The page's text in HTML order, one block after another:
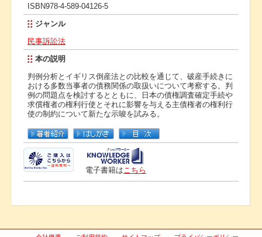
ISBN978-4-589-04126-5
ジャンル
民事訴訟法
本の説明
判例分析とイギリス倒産法との比較を通じて、破産手続きに
おける多数当事者の債務関係の取扱いについて考察する。判
例の問題点を検討するとともに、日本の債権調査確定手続や
求償権者の権利行使とそれに影響を与える主債権者の権利行
使の制約について新たな示唆を試みる。
電子書籍は こちら